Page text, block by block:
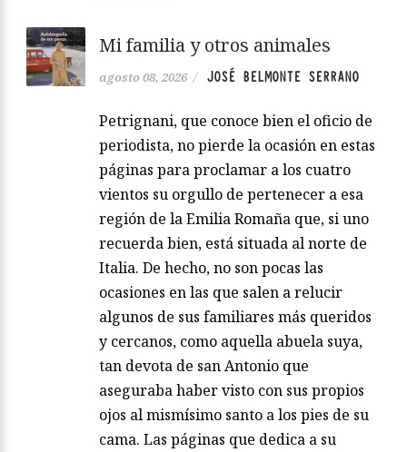
Mi familia y otros animales
agosto 08, 2026 / JOSÉ BELMONTE SERRANO
Petrignani, que conoce bien el oficio de
periodista, no pierde la ocasión en estas
páginas para proclamar a los cuatro
vientos su orgullo de pertenecer a esa
región de la Emilia Romaña que, si uno
recuerda bien, está situada al norte de
Italia. De hecho, no son pocas las
ocasiones en las que salen a relucir
algunos de sus familiares más queridos
y cercanos, como aquella abuela suya,
tan devota de san Antonio que
aseguraba haber visto con sus propios
ojos al mismísimo santo a los pies de su
cama. Las páginas que dedica a su